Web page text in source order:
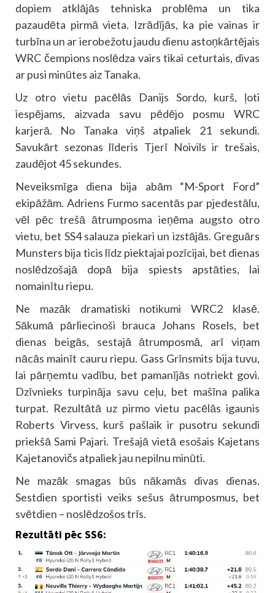
dopiem atklājās tehniska problēma un tika
pazaudēta pirmā vieta. Izrādījās, ka pie vainas ir
turbīna un ar ierobežotu jaudu dienu astoņkārtējais
WRC čempions noslēdza vairs tikai ceturtais, divas
ar pusi minūtes aiz Tanaka.
Uz otro vietu pacēlās Danijs Sordo, kurš, ļoti
iespējams, aizvada savu pēdējo posmu WRC
karjerā. No Tanaka viņš atpaliek 21 sekundi.
Savukārt sezonas līderis Tjerī Noivils ir trešais,
zaudējot 45 sekundes.
Neveiksmīga diena bija abām “M-Sport Ford”
ekipāžām. Adriens Furmo sacentās par pjedestālu,
vēl pēc trešā ātrumposma ieņēma augsto otro
vietu, bet SS4 salauza piekari un izstājās. Greguārs
Munsters bija ticis līdz piektajai pozīcijai, bet dienas
noslēdzošajā dopā bija spiests apstāties, lai
nomainītu riepu.
Ne mazāk dramatiski notikumi WRC2 klasē.
Sākumā pārliecinoši brauca Johans Rosels, bet
dienas beigās, sestajā ātrumposmā, arī viņam
nācās mainīt cauru riepu. Gass Grīnsmits bija tuvu,
lai pārņemtu vadību, bet pamanījās notriekt govi.
Dzīvnieks turpināja savu ceļu, bet mašīna palika
turpat. Rezultātā uz pirmo vietu pacēlās igaunis
Roberts Virvess, kurš pašlaik ir pusotru sekundi
priekšā Sami Pajari. Trešajā vietā esošais Kajetans
Kajetanovičs atpaliek jau nepilnu minūti.
Ne mazāk smagas būs nākamās divas dienas.
Sestdien sportisti veiks sešus ātrumposmus, bet
svētdien – noslēdzošos trīs.
Rezultāti pēc SS6: